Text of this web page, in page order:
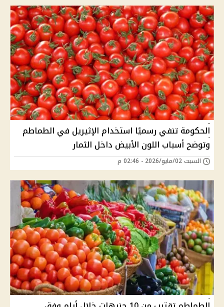
الحكومة تنفي رسميًا استخدام الإثيريل في الطماطم
وتوضح أسباب اللون الأبيض داخل الثمار
السبت 02/مايو/2026 - 02:46 م